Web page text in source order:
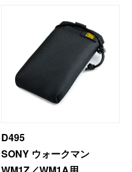
D495
SONY ウォークマン